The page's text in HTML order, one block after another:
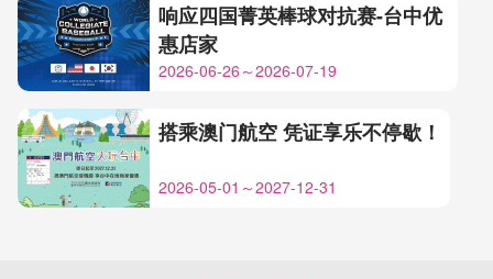
响应四国菁英棒球对抗赛-台中优
惠店家
2026-06-26～2026-07-19
搭乘澳门航空 凭证享乐不停歇！
2026-05-01～2027-12-31